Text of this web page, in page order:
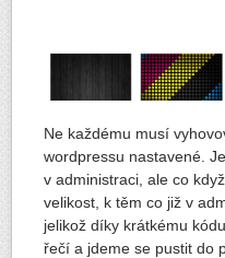
Ne každému musí
wordpressu nastavené.
v administraci, ale co
velikost, k těm co již v
jelikož díky krátkému
řečí a jdeme se pustit do